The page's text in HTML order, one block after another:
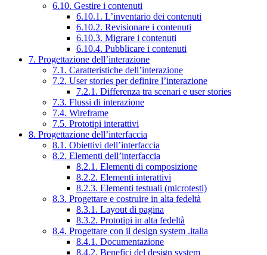
6.10. Gestire i contenuti
6.10.1. L’inventario dei contenuti
6.10.2. Revisionare i contenuti
6.10.3. Migrare i contenuti
6.10.4. Pubblicare i contenuti
7. Progettazione dell’interazione
7.1. Caratteristiche dell’interazione
7.2. User stories per definire l’interazione
7.2.1. Differenza tra scenari e user stories
7.3. Flussi di interazione
7.4. Wireframe
7.5. Prototipi interattivi
8. Progettazione dell’interfaccia
8.1. Obiettivi dell’interfaccia
8.2. Elementi dell’interfaccia
8.2.1. Elementi di composizione
8.2.2. Elementi interattivi
8.2.3. Elementi testuali (microtesti)
8.3. Progettare e costruire in alta fedeltà
8.3.1. Layout di pagina
8.3.2. Prototipi in alta fedeltà
8.4. Progettare con il design system .italia
8.4.1. Documentazione
8.4.2. Benefici del design system